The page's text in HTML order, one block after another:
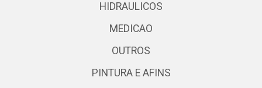
HIDRAULICOS
MEDICAO
OUTROS
PINTURA E AFINS